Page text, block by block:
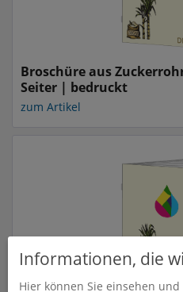
Broschüre aus
Seiter | bedruckt
zum Artikel
Informationen, die
Hier können Sie einsehen